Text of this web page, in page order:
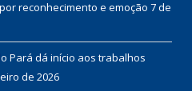
reconhecimento e emoção 7 de
Pará dá início aos trabalhos
de 2026